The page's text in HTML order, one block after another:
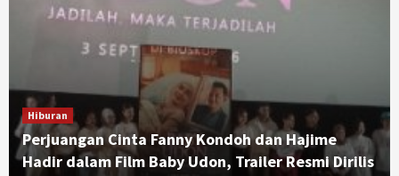
Hiburan
Perjuangan Cinta Fanny Kondoh dan Hajime
Hadir dalam Film Baby Udon, Trailer Resmi Dirilis